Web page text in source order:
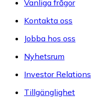
Vanliga frågor
Kontakta oss
Jobba hos oss
Nyhetsrum
Investor Relations
Tillgänglighet